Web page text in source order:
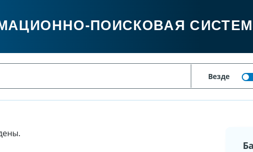
ПОИСКОВАЯ